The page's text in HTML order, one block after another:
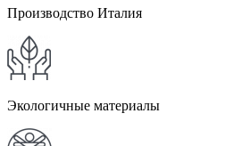
Производство Италия
Экологичные материалы